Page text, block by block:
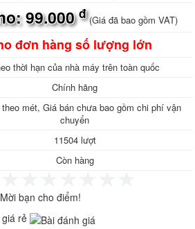
cách nhiệt, tôn
Cliplock
thép đen
Sen
Hòa Phát
giá ống thép
99.000đ (Giá đã bao gồm VAT)
đơn hàng số lượng lớn
thời hạn của nhà máy trên toàn quốc
Chính hãng
mét, Giá bán chưa bao gồm chi phí vận
chuyển
11504 lượt
Còn hàng
Mời bạn cho điểm!
rẻ